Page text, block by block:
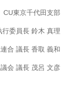
CU東京千代田支部
委員長 鈴木 真理
合 議長 香取 義和
会 議長 茂呂 文彦